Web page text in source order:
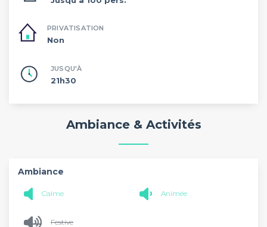
PRIVATISATION
Non
JUSQU'À
21h30
Ambiance & Activités
Ambiance
Calme Animée
Festive